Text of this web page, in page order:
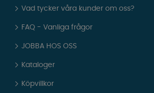
Vad tycker våra kunder om oss?
FAQ - Vanliga frågor
JOBBA HOS OSS
Kataloger
Köpvillkor